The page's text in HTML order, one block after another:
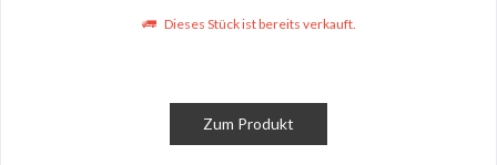
Dieses Stück ist bereits verkauft.
Zum Produkt